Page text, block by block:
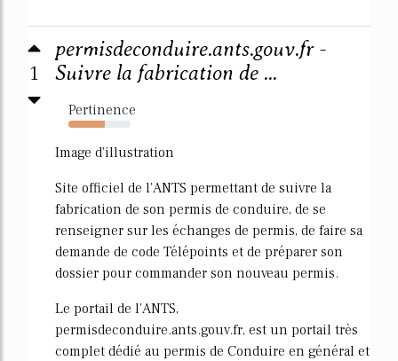
1
permisdeconduire.ants.gouv.fr -
Suivre la fabrication de ...
Pertinence
58%
Image d'illustration
Site officiel de l'ANTS permettant de suivre la
fabrication de son permis de conduire, de se
renseigner sur les échanges de permis, de faire sa
demande de code Télépoints et de préparer son
dossier pour commander son nouveau permis.
Le portail de l'ANTS,
permisdeconduire.ants.gouv.fr, est un portail très
complet dédié au permis de Conduire en général et